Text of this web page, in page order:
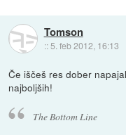
Tomson
:: 5. feb 2012, 16:13
Če iščeš res dober
najboljših!
The Bottom Line